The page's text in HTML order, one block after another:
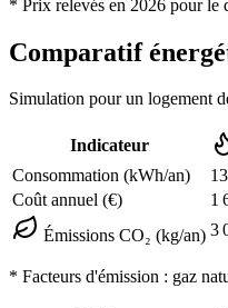
* Prix relevés en 2026 pour le
Comparatif
Simulation pour un logement
Indicateur
Consommation (kWh/an)
Coût annuel (€)
1
Émissions CO₂ (kg/an) 3
* Facteurs d'émission : gaz